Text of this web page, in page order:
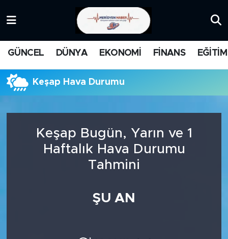
GÜNCEL DÜNYA EKONOMİ FİNANS EĞİTİM
Keşap Hava Durumu
Keşap Bugün, Yarın ve 1
Haftalık Hava Durumu
Tahmini
ŞU AN
FİNANS
Süper Lig Puan Durumu ve Fikstür
Tüm Manşetler
Son Dakika Haberleri